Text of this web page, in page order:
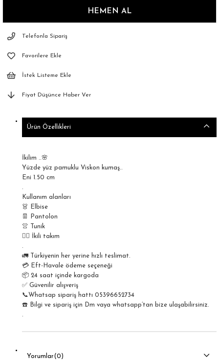
Telefonla Sipariş
Favorilere Ekle
İstek Listeme Ekle
Fiyat Düşünce Haber Ver
Ürün Özellikleri
İkilim ..🌸
Yüzde yüz pamuklu Viskon kumaş..
Eni 1.50 cm
.
Kullanım alanları
👗 Elbise
👖 Pantolon
👚 Tunik
🚶‍♀️ İkili takım
.
🚛 Türkiyenin her yerine hızlı teslimat.
💳 Eft-Havale ödeme seçeneği
📦 24 saat içinde kargoda
✅ Güvenilir alışveriş
📞Whatsap sipariş hattı 05396652734
☎️ Bilgi ve sipariş için Dm vaya whatsapp’tan bize ulaşabilirsiniz.
.
Yorumlar(0)